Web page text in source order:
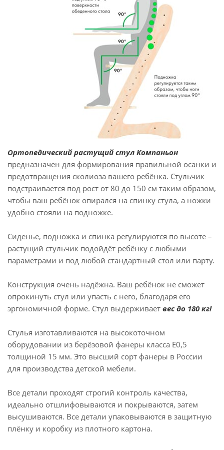
Ортопедический растущий стул Компаньон
предназначен для формирования правильной осанки и
предотвращения сколиоза вашего ребёнка. Стульчик
подстраивается под рост от 80 до 150 см таким образом,
чтобы ваш ребёнок опирался на спинку стула, а ножки
удобно стояли на подножке.
Сиденье, подножка и спинка регулируются по высоте –
растущий стульчик подойдёт ребёнку с любыми
параметрами и под любой стандартный стол или парту.
Конструкция очень надёжна. Ваш ребёнок не сможет
опрокинуть стул или упасть с него, благодаря его
эргономичной форме. Стул выдерживает вес до 180 кг!
Стулья изготавливаются на высокоточном
оборудовании из берёзовой фанеры класса E0,5
толщиной 15 мм. Это высший сорт фанеры в России
для производства детской мебели.
Все детали проходят строгий контроль качества,
идеально отшлифовываются и покрываются, затем
высушиваются. Все детали упаковываются в защитную
плёнку и коробку из плотного картона.